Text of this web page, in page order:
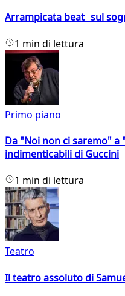
Arrampicata beat sul
1 min di lettura
Primo piano
Da "Noi non ci saremo" a
indimenticabili di Guccini
1 min di lettura
Teatro
Il teatro assoluto di